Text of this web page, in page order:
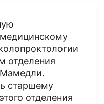
отделения
старшему
отделения